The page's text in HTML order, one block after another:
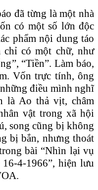
đã từng là một nhà
có một số lớn độc
phẩm nội dung táo
có một chữ, như
“Tiền”. Làm báo,
Vốn trực tính, ông
điều mình nghĩ
là Ao thả vịt, châm
vật trong xã hội
song cũng bị không
bị bắn, nhưng thoát
bài “Nhìn lại vụ
4-1966”, hiện lưu